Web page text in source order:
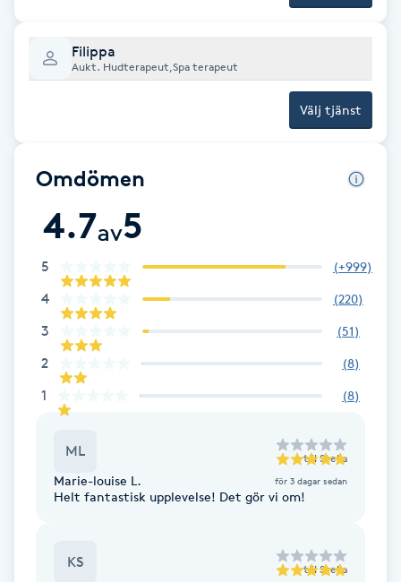
Gravidyoga
Gua Sha-massage
Hatha Yoga
Headspa
Healing
Herrklippning
Hot yoga
Filippa
Aukt. Hudterapeut,Spa terapeut
Välj tjänst
Omdömen
4.7av5
5 (+999)
4 (220)
3 (51)
2 (8)
1 (8)
ML till Stella
Marie-louise L. för 3 dagar sedan
Helt fantastisk upplevelse! Det gör vi om!
KS till Stella